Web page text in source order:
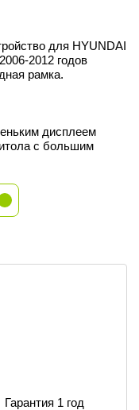
для HYUNDAI
2012 годов
рамка.
дисплеем
с большим
Гарантия 1 год